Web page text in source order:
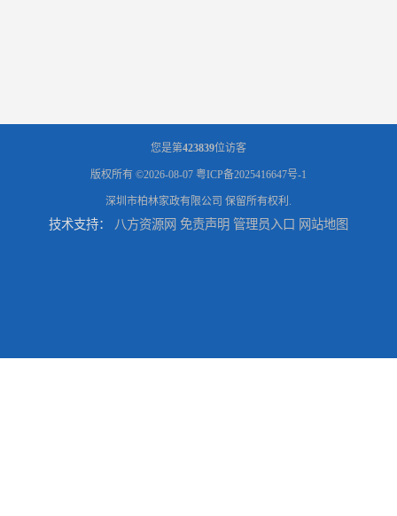
您是第423839位访客
版权所有 ©2026-08-07 粤ICP备2025416647号-1
深圳市柏林家政有限公司 保留所有权利.
技术支持： 八方资源网 免责声明 管理员入口 网站地图